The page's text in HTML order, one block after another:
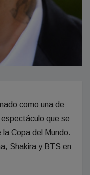
como una de
que se
la Copa del Mundo.
Shakira y BTS en